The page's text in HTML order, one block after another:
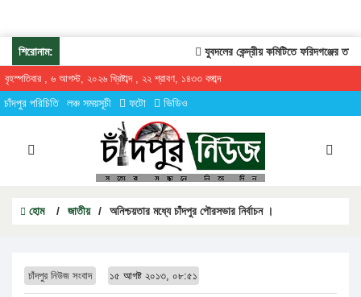
শিরোনাম: যুবদলের কেন্দ্রীয় কমিটিতে ফরিদগঞ্জের
বৃহস্পতিবার , ৬ আগস্ট, ২০২৬ খ্রিষ্টাব্দ , ২২ শ্রাবণ, ১৪৩৩ বঙ্গাব্দ
চাঁদপুর পরিচিতি লঞ্চ সময়সূচী ফটো ভিডিও
হোম / জাতীয় / অনিশ্চয়তার মধ্যে চাঁদপুর পৌরসভার নির্বাচন ।
চাঁদপুর নিউজ সংবাদ ১৫ আগষ্ট ২০১৩, ০৮:৫১